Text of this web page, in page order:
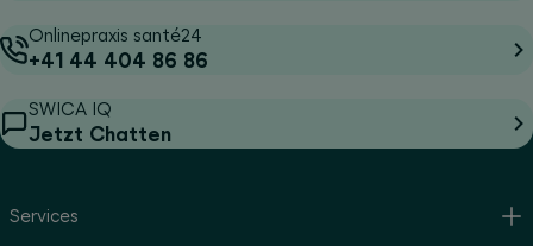
Onlinepraxis santé24
+41 44 404 86 86
SWICA IQ
Jetzt Chatten
Services